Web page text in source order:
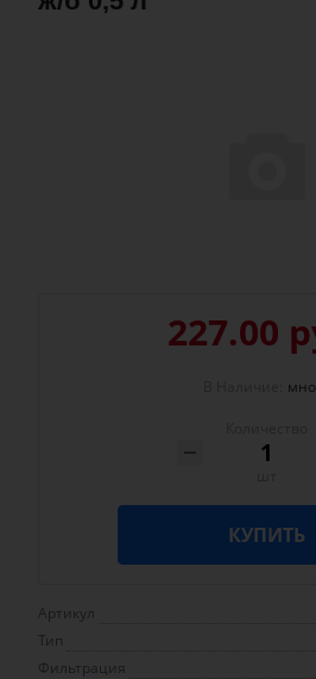
227.00
КУПИТЬ
Артикул
Тип
Фильтрация